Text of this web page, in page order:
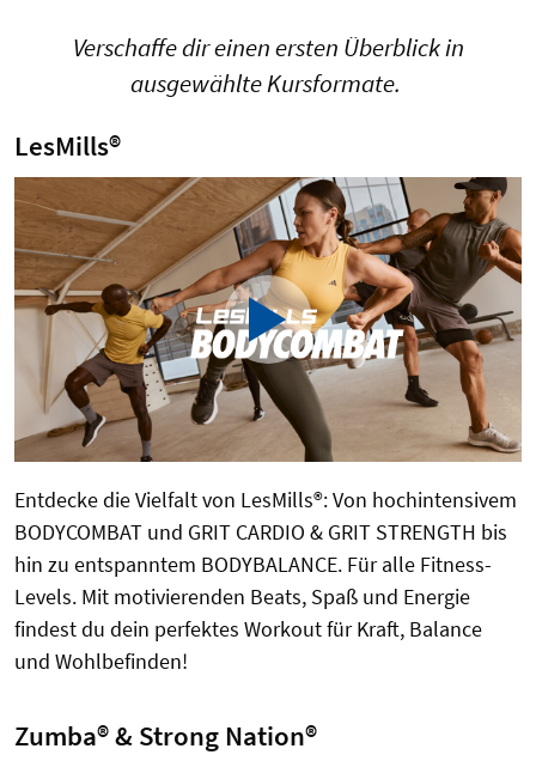
Verschaffe dir einen ersten Überblick in
ausgewählte Kursformate.
LesMills®
Entdecke die Vielfalt von LesMills®: Von hochintensivem
BODYCOMBAT und GRIT CARDIO & GRIT STRENGTH bis
hin zu entspanntem BODYBALANCE. Für alle Fitness-
Levels. Mit motivierenden Beats, Spaß und Energie
findest du dein perfektes Workout für Kraft, Balance
und Wohlbefinden!
Zumba® & Strong Nation®